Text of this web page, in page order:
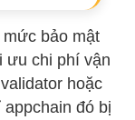
bảo mật
ưu chi phí vận
hoặc
đó bị